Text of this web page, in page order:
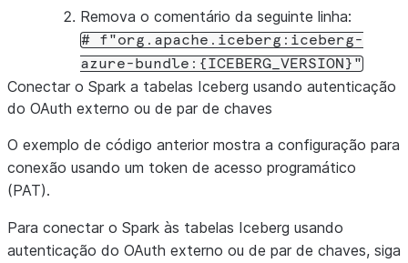
# Enforcing policies using Snowflake Connector
config("spark.snowflake.sfURL", SF_URL)
config("spark.snowflake.sfUser", SF_USER)
config("spark.snowflake.sfPassword", SF_PASSWORD
# for External Oauth uncomment below and
#.config("spark.snowflake.sfToken",ACCESS_TOKEN)
.config("spark.snowflake.sfDatabase", CATALOG_NAME
.
.config( "spark.snowflake.sfWarehouse", SF_WAREHOUSE
Remova o comentário da seguinte linha:
#
f"org.apache.iceberg:iceberg-
azure-bundle:{ICEBERG_VERSION}"
Conectar o Spark a tabelas Iceberg usando autenticação
do OAuth externo ou de par de chaves
O exemplo de código anterior mostra a configuração para
conexão usando um token de acesso programático
(PAT).
Para conectar o Spark às tabelas Iceberg usando
autenticação do OAuth externo ou de par de chaves, siga